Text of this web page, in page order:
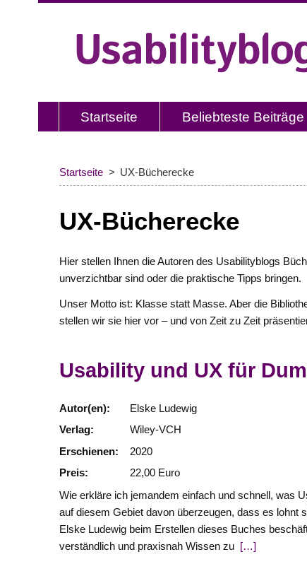
Usability und User Experience.
Startseite Beliebteste Beiträge
Startseite UX-Bücherecke
UX-Bücherecke
Hier stellen Ihnen die Autoren des Usabilityblogs
unverzichtbar sind oder die praktische Tipps bringen.
Unser Motto ist: Klasse statt Masse. Aber die
stellen wir sie hier vor – und von Zeit zu Zeit
Usability und UX für
Autor(en):
Elske Ludewig
Verlag:
Wiley-VCH
Erschienen:
2020
Preis:
22,00 Euro
Wie erkläre ich jemandem einfach und schnell, was
auf diesem Gebiet davon überzeugen, dass es lohnt
Elske Ludewig beim Erstellen dieses Buches
verständlich und praxisnah Wissen zu […]